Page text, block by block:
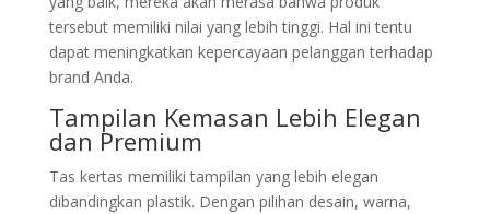
tersebut memiliki nilai yang lebih tinggi. Hal ini tentu
dapat meningkatkan kepercayaan pelanggan terhadap
brand Anda.
Tampilan Kemasan Lebih Elegan
dan Premium
Tas kertas memiliki tampilan yang lebih elegan
dibandingkan plastik. Dengan pilihan desain, warna,